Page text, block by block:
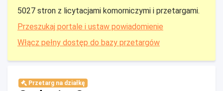
5027 stron z licytacjami komorniczymi i przetargami.
Przeszukaj portale i ustaw powiadomienie
Włącz pełny dostęp do bazy przetargów
Przetarg na działkę